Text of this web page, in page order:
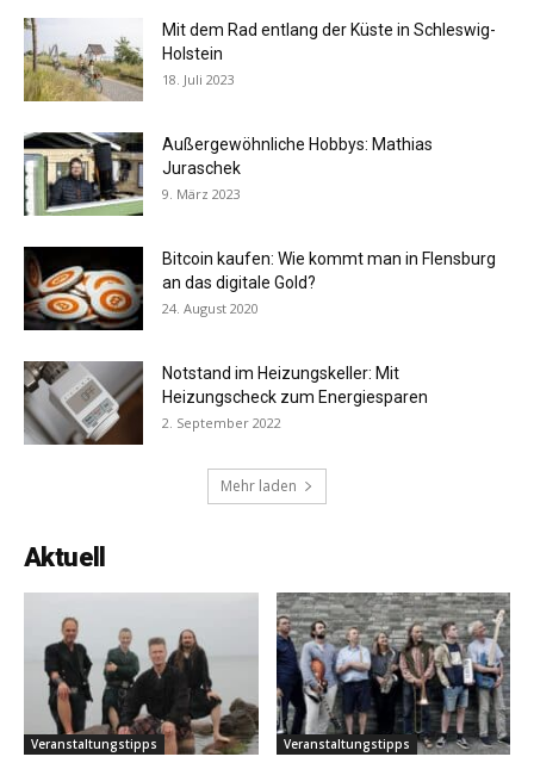
Mit dem Rad entlang der Küste in Schleswig-
Holstein
18. Juli 2023
Außergewöhnliche Hobbys: Mathias
Juraschek
9. März 2023
Bitcoin kaufen: Wie kommt man in Flensburg
an das digitale Gold?
24. August 2020
Notstand im Heizungskeller: Mit
Heizungscheck zum Energiesparen
2. September 2022
Mehr laden
Aktuell
Veranstaltungstipps Veranstaltungstipps